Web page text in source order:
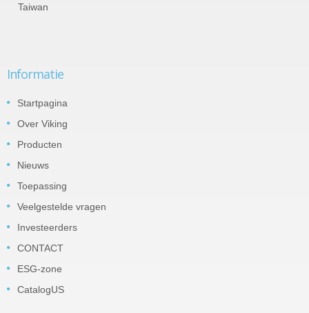
Taiwan
Informatie
Startpagina
Over Viking
Producten
Nieuws
Toepassing
Veelgestelde vragen
Investeerders
CONTACT
ESG-zone
CatalogUS